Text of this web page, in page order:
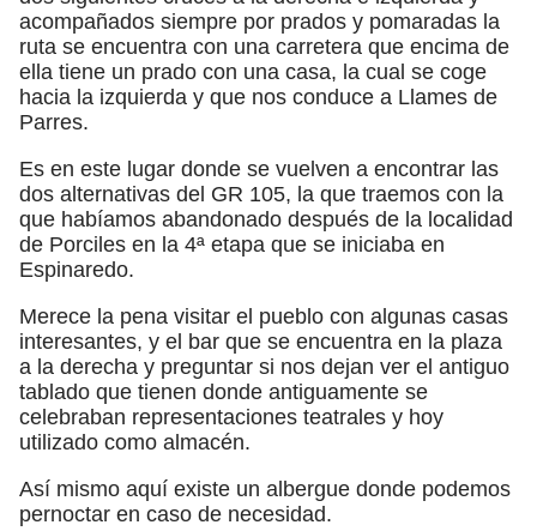
acompañados siempre por prados y pomaradas la
ruta se encuentra con una carretera que encima de
ella tiene un prado con una casa, la cual se coge
hacia la izquierda y que nos conduce a Llames de
Parres.
Es en este lugar donde se vuelven a encontrar las
dos alternativas del GR 105, la que traemos con la
que habíamos abandonado después de la localidad
de Porciles en la 4ª etapa que se iniciaba en
Espinaredo.
Merece la pena visitar el pueblo con algunas casas
interesantes, y el bar que se encuentra en la plaza
a la derecha y preguntar si nos dejan ver el antiguo
tablado que tienen donde antiguamente se
celebraban representaciones teatrales y hoy
utilizado como almacén.
Así mismo aquí existe un albergue donde podemos
pernoctar en caso de necesidad.